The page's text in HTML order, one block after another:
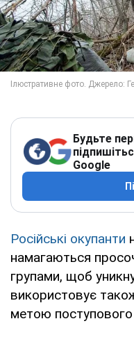
Будьте
Google
Російські окупанти
намагаються
групами, щоб
використовує
метою